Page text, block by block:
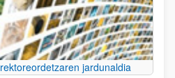
jardunaldia